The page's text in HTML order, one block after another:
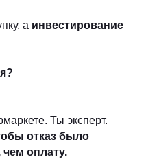
а инвестирование
Ты эксперт.
отказ было
оплату.